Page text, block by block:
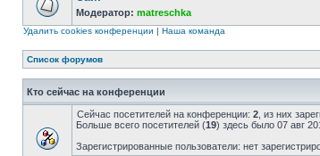
Модератор: matreschka
Удалить cookies конференции | Наша команда
Список форумов
Кто сейчас на конференции
Сейчас посетителей на конференции: 2 , из них
Больше всего посетителей (19) здесь было 07 авг
Зарегистрированные пользователи: нет